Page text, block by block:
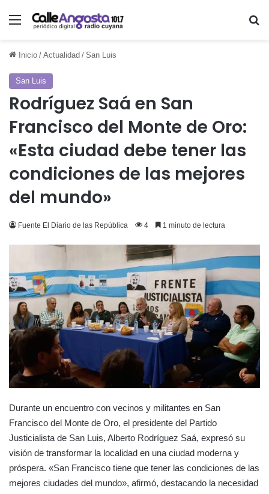
Menú
Inicio / Actualidad / San Luis
San Luis
Rodríguez Saá en San
Francisco del Monte de Oro:
«Esta ciudad debe tener las
condiciones de las mejores
del mundo»
Fuente El Diario de las República 4 1 minuto de lectura
Durante un encuentro con vecinos y militantes en San
Francisco del Monte de Oro, el presidente del Partido
Justicialista de San Luis, Alberto Rodríguez Saá, expresó su
visión de transformar la localidad en una ciudad moderna y
próspera. «San Francisco tiene que tener las condiciones de las
mejores ciudades del mundo», afirmó, destacando la necesidad